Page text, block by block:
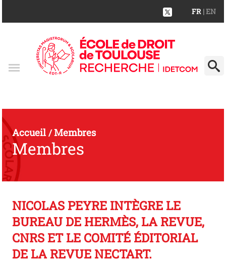
FR | EN
Accueil/Membres
Membres
NICOLAS PEYRE INTÈGRE LE
BUREAU DE HERMÈS, LA REVUE,
CNRS ET LE COMITÉ ÉDITORIAL
DE LA REVUE NECTART.